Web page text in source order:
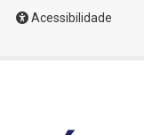
Acessibilidade